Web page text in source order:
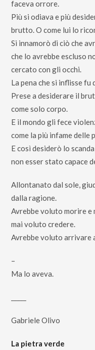
faceva orrore.
Più si odiava e più
brutto. O come lui lo
Si innamorò di ciò che
che lo avrebbe escluso
cercato con gli occhi.
La pena che si inflisse
Prese a desiderare il
come solo corpo.
E il mondo gli fece
come la più infame delle
E così desiderò lo
non esser stato capace
Allontanato dal sole,
dalla ragione.
Avrebbe voluto morire e
mai voluto credere.
Avrebbe voluto arrivare
–
Ma lo aveva.
Gabriele Olivo
La pietra verde